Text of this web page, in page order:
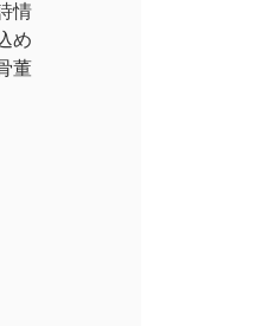
情
め
董